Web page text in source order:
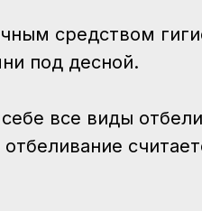
средством
под десной.
все виды